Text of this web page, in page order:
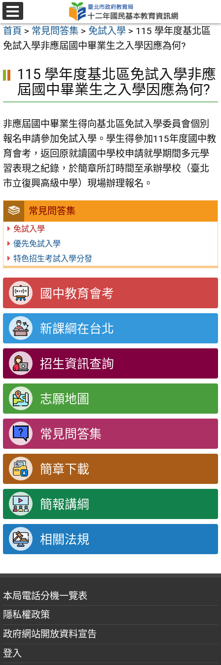
跳
至
主
要
容
選
單
首頁 > 常見問答集 > 免試入學 > 115 學年度基北區
免試入學非應屆國中畢業生之入學因應為何?
常見問答集
免試入學
優先免試入學
特色招生考試入學分發
國中教育會考
新課綱在台北
招生資訊查詢
志願地圖
常見問答集
簡章下載
簡報講綱
相關法規
115 學年度基北區免試入學非應
屆國中畢業生之入學因應為何?
非應屆國中畢業生得向基北區免試入學委員會個別
報名申請參加免試入學。學生得參加115年度國中教
育會考，返回原就讀國中學校申請就學期間多元學
習表現之紀錄，於簡章所訂時間至承辦學校（臺北
市立復興高級中學）現場辦理報名。
本局電話分機一覽表
隱私權政策
政府網站開放資料宣告
登入